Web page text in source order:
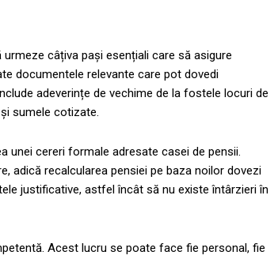
câțiva pași esențiali care să asigure
documentele relevante care pot dovedi
adeverințe de vechime de la fostele locuri de
sumele cotizate.
unei cereri formale adresate casei de pensii.
adică recalcularea pensiei pe baza noilor dovezi
justificative, astfel încât să nu existe întârzieri în
Acest lucru se poate face fie personal, fie